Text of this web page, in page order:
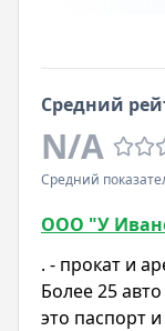
ООО "У
. - прокат и
Более 25
это паспорт
Средний
N/A
Средний